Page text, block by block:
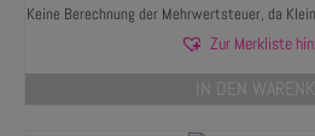
Keine Berechnung der Mehrwertsteuer, da
Zur Merkliste
IN DEN